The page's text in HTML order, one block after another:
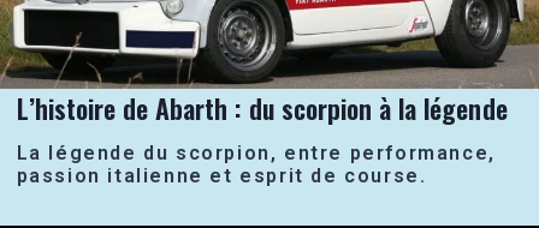
L’histoire de Abarth : du scorpion à la légende
La légende du scorpion, entre performance,
passion italienne et esprit de course.